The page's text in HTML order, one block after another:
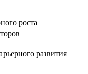
роста
развития